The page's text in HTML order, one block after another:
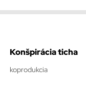
Konšpirácia ticha
koprodukcia